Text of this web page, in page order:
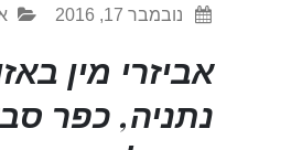
נובמבר 17, 2016
אביזרי מין
נתניה, כפר